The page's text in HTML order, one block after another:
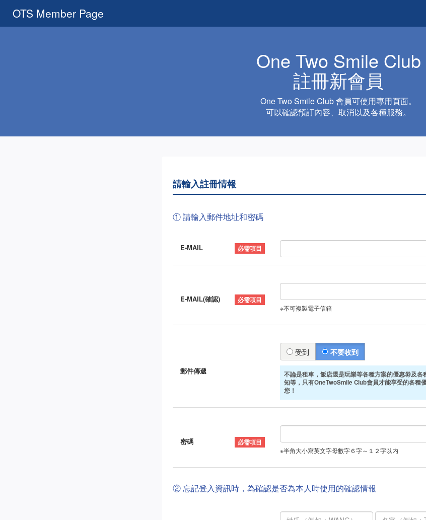
OTS Member Page
One Two Smile Club
註冊新會員
One Two Smile Club 會員可使用專用頁面。
可以確認預訂內容、取消以及各種服務。
請輸入註冊情報
① 請輸入郵件地址和密碼
E-MAIL
E-MAIL(確認)
※不可複製電子信箱
郵件傳遞
受到 不要收到
不論是租車，飯店還是玩樂等各種方案的優惠劵及各
知等，只有OneTwoSmile Club會員才能享受的各種
您！
密碼
※半角大小寫英文字母數字６字～１２字以内
② 忘記登入資訊時，為確認是否為本人時使用的確認情報